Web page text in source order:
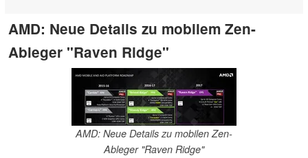
AMD: Neue Details zu mobilem Zen-
Ableger "Raven Ridge"
AMD: Neue Details zu mobilen Zen-
Ableger "Raven Ridge"